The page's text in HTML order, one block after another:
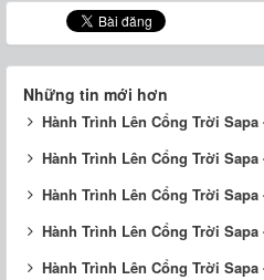
Những tin mới hơn
Hành Trình Lên Cổng Trời Sapa
Hành Trình Lên Cổng Trời Sapa
Hành Trình Lên Cổng Trời Sapa
Hành Trình Lên Cổng Trời Sapa
Hành Trình Lên Cổng Trời Sapa